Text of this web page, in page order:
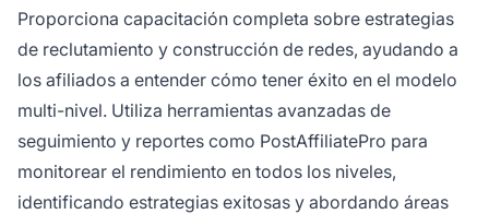
Proporciona capacitación completa sobre estrategias
de reclutamiento y construcción de redes, ayudando a
los afiliados a entender cómo tener éxito en el modelo
multi-nivel. Utiliza herramientas avanzadas de
seguimiento y reportes como PostAffiliatePro para
monitorear el rendimiento en todos los niveles,
identificando estrategias exitosas y abordando áreas